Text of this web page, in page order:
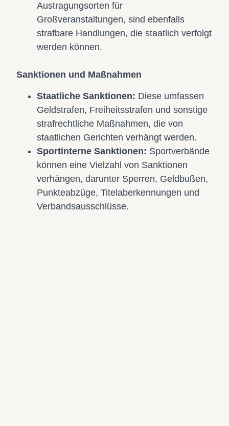
Austragungsorten für
Großveranstaltungen, sind ebenfalls
strafbare Handlungen, die staatlich verfolgt
werden können.
Sanktionen und Maßnahmen
Staatliche Sanktionen: Diese umfassen
Geldstrafen, Freiheitsstrafen und sonstige
strafrechtliche Maßnahmen, die von
staatlichen Gerichten verhängt werden.
Sportinterne Sanktionen: Sportverbände
können eine Vielzahl von Sanktionen
verhängen, darunter Sperren, Geldbußen,
Punkteabzüge, Titelaberkennungen und
Verbandsausschlüsse.